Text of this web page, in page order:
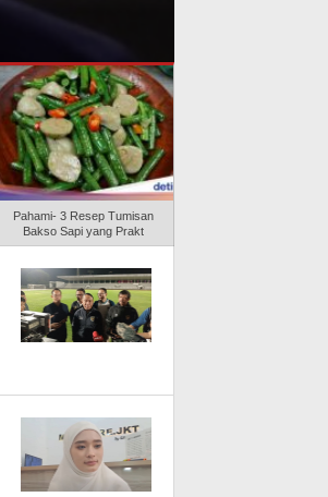
Pahami- 3 Resep Tumisan
Bakso Sapi yang Prakt